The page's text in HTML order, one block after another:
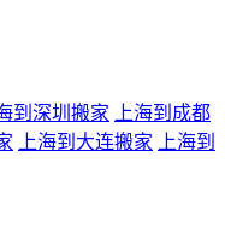
到深圳搬家 上海到成都
上海到大连搬家 上海到